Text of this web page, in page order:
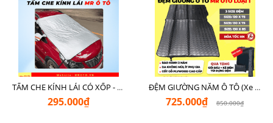
TẤM CHE KÍNH LÁI CÓ XỐP - LOẠI XỊN CHE NGOÀI MR Ô TÔ
295.000₫
ĐỆM GIƯỜNG NẰM Ô TÔ (Xe 7 Chỗ SUV + Pickup + Sedan C - D)
725.000₫ 850.000₫